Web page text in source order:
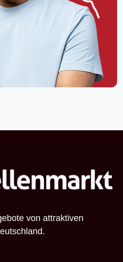
von attraktiven